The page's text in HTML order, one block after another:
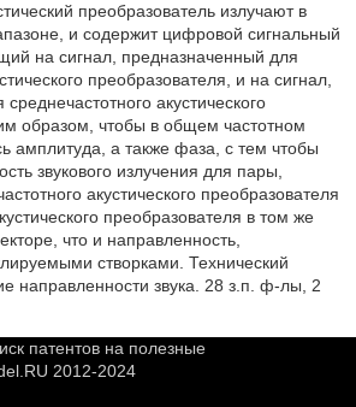
преобразователь излучают в
и содержит цифровой сигнальный
на сигнал, предназначенный для
преобразователя, и на сигнал,
акустического
образом, чтобы в общем частотном
амплитуда, а также фаза, с тем чтобы
звукового излучения для пары,
акустического преобразователя
преобразователя в том же
что и направленность,
створками. Технический
направленности звука. 28 з.п. ф-лы, 2
патентов на полезные
2012-2024